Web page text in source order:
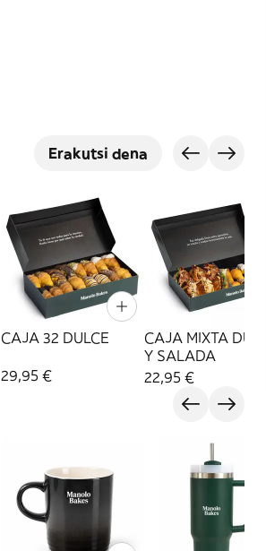
Erakutsi dena
CAJA 32 DULCE
29,95 €
CAJA MIXTA
Y SALADA
22,95 €